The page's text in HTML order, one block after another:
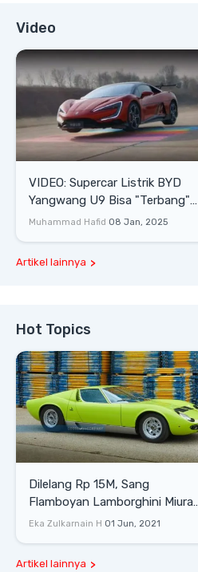
Video
VIDEO: Supercar Listrik BYD
Yangwang U9 Bisa "Terbang"
Lewati Rintangan
Muhammad Hafid 08 Jan, 2025
Artikel lainnya
Hot Topics
Dilelang Rp 15M, Sang
Flamboyan Lamborghini Miura
P400 S
Eka Zulkarnain H 01 Jun, 2021
Artikel lainnya